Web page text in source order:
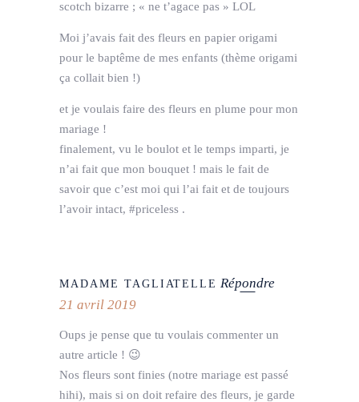
scotch bizarre ; « ne t’agace pas » LOL
Moi j’avais fait des fleurs en papier origami
pour le baptême de mes enfants (thème origami
ça collait bien !)
et je voulais faire des fleurs en plume pour mon
mariage !
finalement, vu le boulot et le temps imparti, je
n’ai fait que mon bouquet ! mais le fait de
savoir que c’est moi qui l’ai fait et de toujours
l’avoir intact, #priceless .
MADAME TAGLIATELLE Répondre
21 avril 2019
Oups je pense que tu voulais commenter un
autre article ! 😉
Nos fleurs sont finies (notre mariage est passé
hihi), mais si on doit refaire des fleurs, je garde